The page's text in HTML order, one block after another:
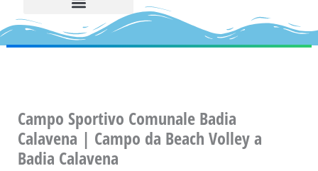
Campo Sportivo Comunale Badia
Calavena | Campo da Beach Volley a
Badia Calavena